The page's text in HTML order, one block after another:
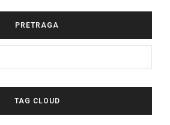
PRETRAGA
TAG CLOUD